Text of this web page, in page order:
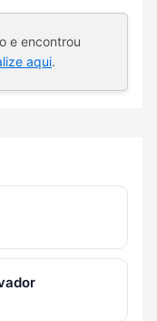
e encontrou
aqui.